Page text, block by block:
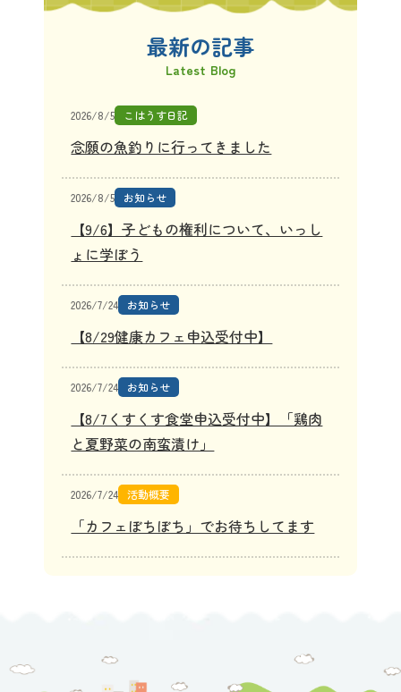
最新の記事
Latest Blog
2026/8/5 こはうす日記
念願の魚釣りに行ってきました
2026/8/5 お知らせ
【9/6】子どもの権利について、いっし
ょに学ぼう
2026/7/24 お知らせ
【8/29健康カフェ申込受付中】
2026/7/24 お知らせ
【8/7くすくす食堂申込受付中】「鶏肉
と夏野菜の南蛮漬け」
2026/7/24 活動概要
「カフェぼちぼち」でお待ちしてます